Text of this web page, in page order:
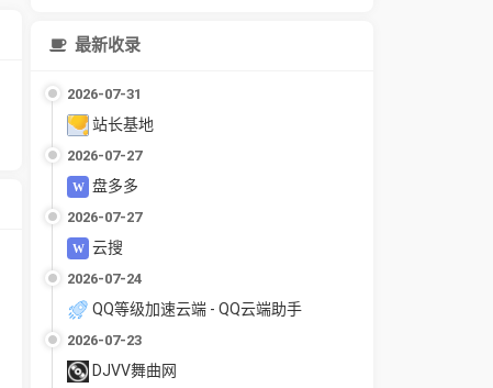
最新收录
2026-07-31
站长基地
2026-07-27
盘多多
2026-07-27
云搜
2026-07-24
QQ等级加速云端 - QQ云端助手
2026-07-23
DJVV舞曲网